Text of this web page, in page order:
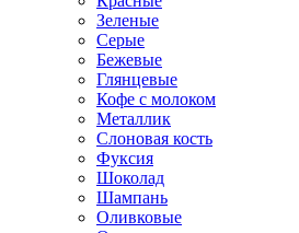
Зеленые
Серые
Бежевые
Глянцевые
Кофе с молоком
Металлик
Слоновая кость
Фуксия
Шоколад
Шампань
Оливковые